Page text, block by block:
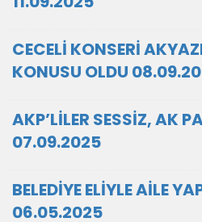
CECELİ KONSERİ
KONUSU OLDU
AKP’LİLER SESSİZ, AK
07.09.2025
BELEDİYE ELİYLE AİLE
06.05.2025